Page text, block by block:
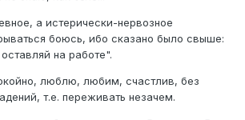
а истерически-нервозное
боюсь, ибо сказано было свыше:
на работе".
люблю, любим, счастлив, без
т.е. переживать незачем.